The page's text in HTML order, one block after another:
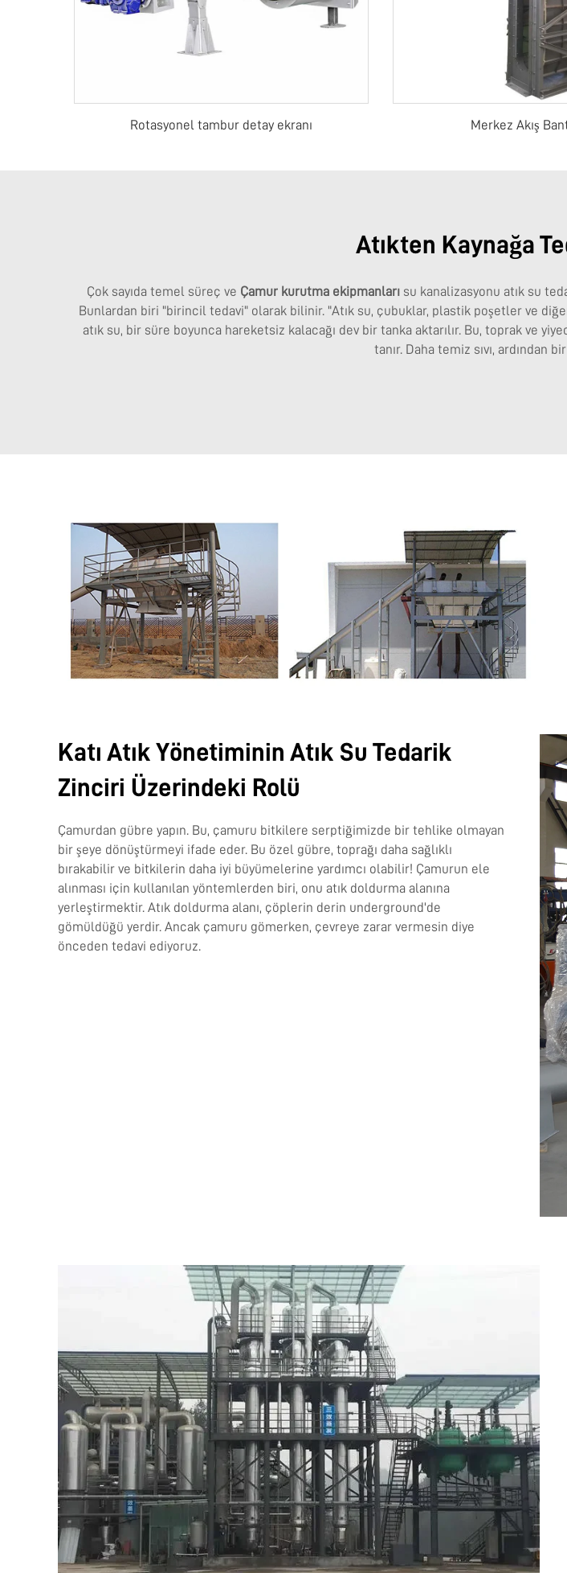
Rotasyonel tambur detay ekranı Merkez Akış
Atıkten Kaynağa
Çok sayıda temel süreç ve Çamur kurutma ekipmanları su kanalizasyonu atık su
Bunlardan biri "birincil tedavi" olarak bilinir. "Atık su, çubuklar, plastik poşetler ve
atık su, bir süre boyunca hareketsiz kalacağı dev bir tanka aktarılır. Bu, toprak ve
tanır. Daha temiz sıvı, ardından
Katı Atık Yönetiminin Atık Su Tedarik
Zinciri Üzerindeki Rolü
Çamurdan gübre yapın. Bu, çamuru bitkilere serptiğimizde bir tehlike olmayan
bir şeye dönüştürmeyi ifade eder. Bu özel gübre, toprağı daha sağlıklı
bırakabilir ve bitkilerin daha iyi büyümelerine yardımcı olabilir! Çamurun ele
alınması için kullanılan yöntemlerden biri, onu atık doldurma alanına
yerleştirmektir. Atık doldurma alanı, çöplerin derin underground'de
gömüldüğü yerdir. Ancak çamuru gömerken, çevreye zarar vermesin diye
önceden tedavi ediyoruz.